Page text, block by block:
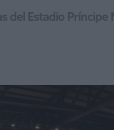
del Estadio